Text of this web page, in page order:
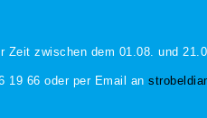
zwischen dem 01.08. und
19 66 oder per Email an